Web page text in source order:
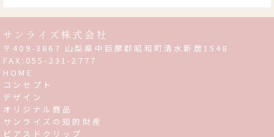
サンライズ株式会社
〒409-3867 山梨県中巨摩郡昭和町清水新居1548
FAX:055-231-2777
HOME
コンセプト
デザイン
オリジナル商品
サンライズの知的財産
ピアスドクリップ